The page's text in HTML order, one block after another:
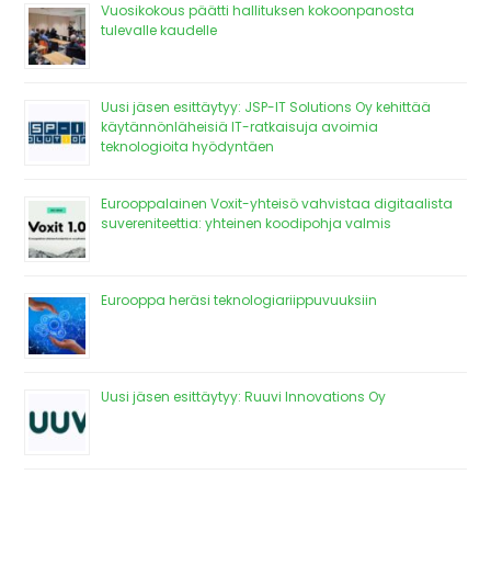
Vuosikokous päätti hallituksen kokoonpanosta
tulevalle kaudelle
Uusi jäsen esittäytyy: JSP-IT Solutions Oy kehittää
käytännönläheisiä IT-ratkaisuja avoimia
teknologioita hyödyntäen
Eurooppalainen Voxit-yhteisö vahvistaa digitaalista
suvereniteettia: yhteinen koodipohja valmis
Eurooppa heräsi teknologiariippuvuuksiin
Uusi jäsen esittäytyy: Ruuvi Innovations Oy